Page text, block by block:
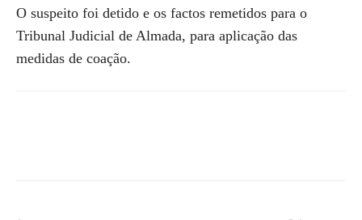
O suspeito foi detido e os factos remetidos para o
Tribunal Judicial de Almada, para aplicação das
medidas de coação.